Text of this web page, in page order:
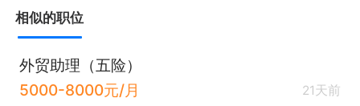
相似的职位
外贸助理（五险）
5000-8000元/月
21天前